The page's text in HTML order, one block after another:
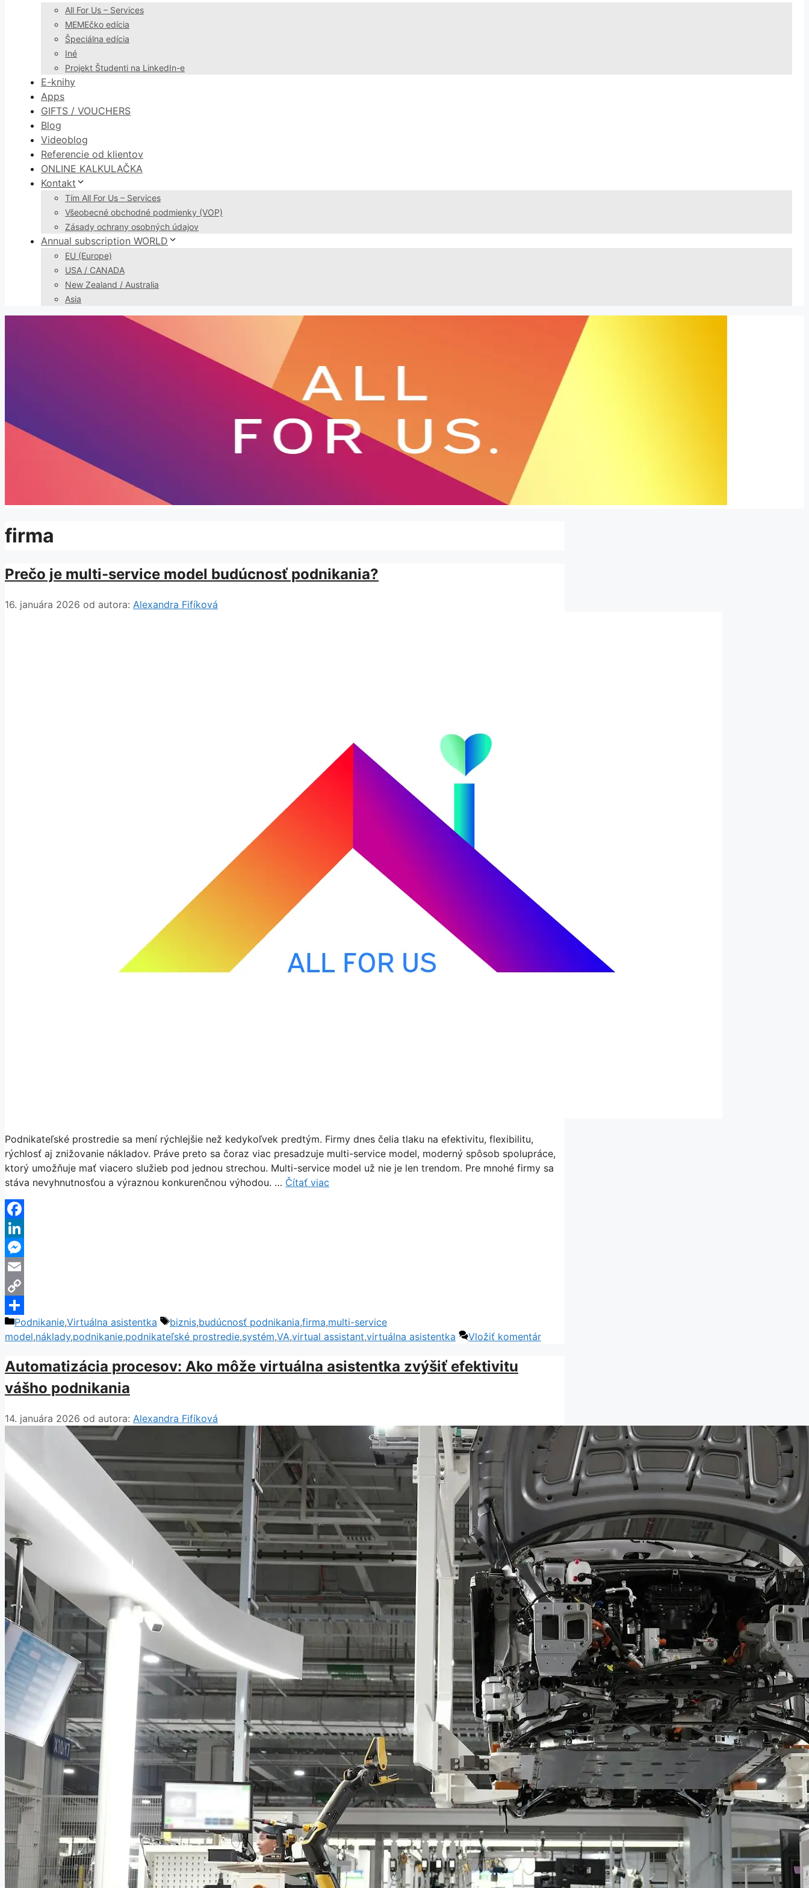
All For Us – Services
MEMEčko edícia
Špeciálna edícia
Iné
Projekt Študenti na LinkedIn-e
E-knihy
Apps
GIFTS / VOUCHERS
Blog
Videoblog
Referencie od klientov
ONLINE KALKULAČKA
Kontakt
Tím All For Us – Services
Všeobecné obchodné podmienky (VOP)
Zásady ochrany osobných údajov
Annual subscription WORLD
EU (Europe)
USA / CANADA
New Zealand / Australia
Asia
firma
Prečo je multi-service model budúcnosť podnikania?
16. januára 2026 od autora: Alexandra Fifíková
Podnikateľské prostredie sa mení rýchlejšie než kedykoľvek predtým. Firmy dnes čelia tlaku na efektivitu, flexibilitu,
rýchlosť aj znižovanie nákladov. Práve preto sa čoraz viac presadzuje multi-service model, moderný spôsob spolupráce,
ktorý umožňuje mať viacero služieb pod jednou strechou. Multi-service model už nie je len trendom. Pre mnohé firmy sa
stáva nevyhnutnosťou a výraznou konkurenčnou výhodou. … Čítať viac
Facebook
LinkedIn
Messenger
Email
Copy
Link
Share
Kategórie
Podnikanie,Virtuálna asistentka Značky
biznis,budúcnosť podnikania,firma,multi-service
model,náklady,podnikanie,podnikateľské prostredie,systém,VA,virtual assistant,virtuálna asistentka Vložiť komentár
Automatizácia procesov: Ako môže virtuálna asistentka zvýšiť efektivitu
vášho podnikania
14. januára 2026 od autora: Alexandra Fifíková